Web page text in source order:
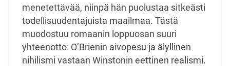
menetettävää, niinpä hän puolustaa sitkeästi
todellisuudentajuista maailmaa. Tästä
muodostuu romaanin loppuosan suuri
yhteenotto: O’Brienin aivopesu ja älyllinen
nihilismi vastaan Winstonin eettinen realismi.